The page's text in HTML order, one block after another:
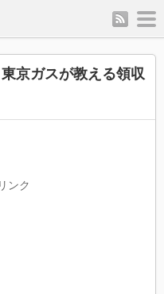
rss
京ガスが教える領収
ンク